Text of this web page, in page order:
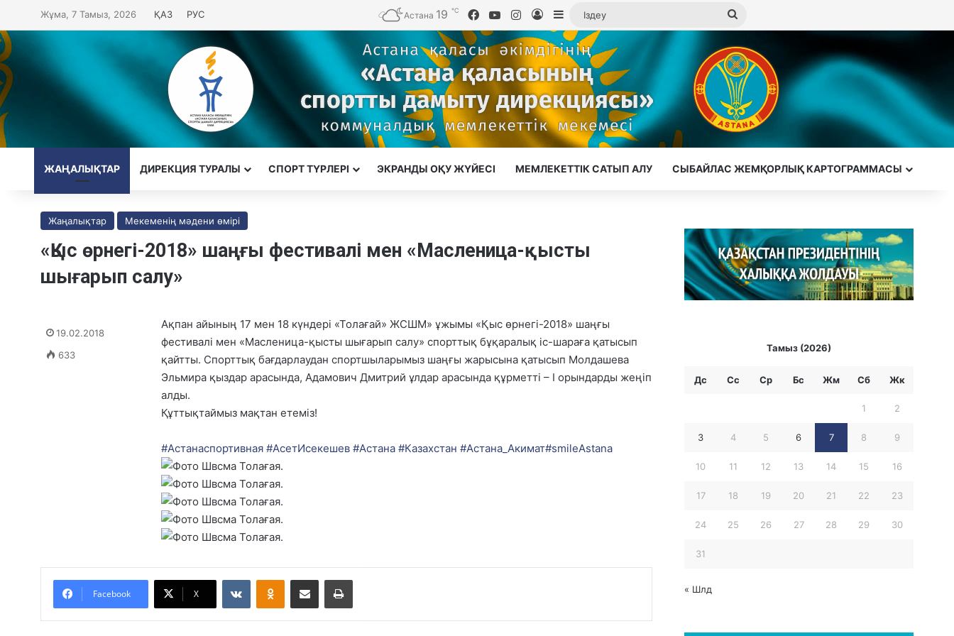
Жұма, 7 Тамыз, 2026 ҚАЗ РУС Астана 19 ℃ Facebook
YouTubeInstagram
Кіру Sidebar
ЖАҢАЛЫҚТАР ДИРЕКЦИЯ ТУРАЛЫ CПОРТ ТҮРЛЕРІ ЭКРАНДЫ ОҚУ ЖҮЙЕСІ МЕМЛЕКЕТТІК САТЫП АЛУ СЫБАЙЛАС ЖЕМҚОРЛЫҚ КАРТОГРАММАСЫ
Жаңалықтар Мекеменің мәдени өмірі
«Қыс өрнегі-2018» шаңғы фестивалі мен «Масленица-қысты
шығарып салу»
Ақпан айының 17 мен 18 күндері «Толағай» ЖСШМ» ұжымы «Қыс өрнегі-2018» шаңғы
фестивалі мен «Масленица-қысты шығарып салу» спорттық бұқаралық іс-шараға қатысып
қайтты. Спорттық бағдарлаудан спортшыларымыз шаңғы жарысына қатысып Молдашева
Эльмира қыздар арасында, Адамович Дмитрий ұлдар арасында құрметті – І орындарды жеңіп
алды.
Құттықтаймыз мақтан етеміз!
#Астанаспортивная #АсетИсекешев #Астана #Казахстан #Астана_Акимат#smileAstana
19.02.2018
633
Facebook X
Тамыз (2026)
Дс Сс Ср Бc Жм Сб Жк
1 2
3 4 5 6 7 8 9
10 11 12 13 14 15 16
17 18 19 20 21 22 23
24 25 26 27 28 29 30
31
« Шлд